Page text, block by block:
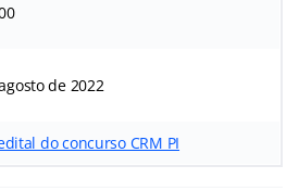
de 2022
do concurso CRM PI